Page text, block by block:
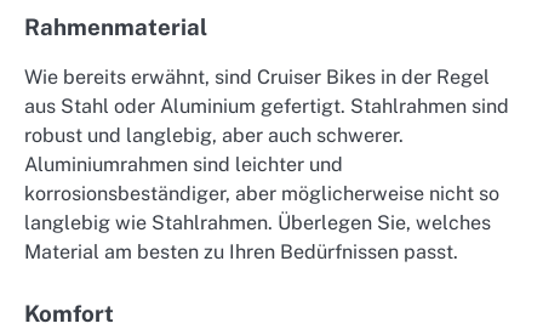
Rahmenmaterial
Wie bereits erwähnt, sind Cruiser Bikes in der Regel
aus Stahl oder Aluminium gefertigt. Stahlrahmen sind
robust und langlebig, aber auch schwerer.
Aluminiumrahmen sind leichter und
korrosionsbeständiger, aber möglicherweise nicht so
langlebig wie Stahlrahmen. Überlegen Sie, welches
Material am besten zu Ihren Bedürfnissen passt.
Komfort